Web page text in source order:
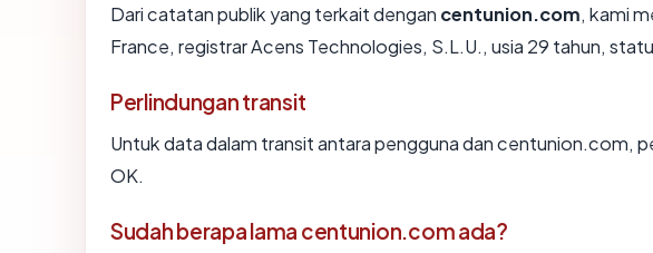
Dari catatan publik yang terkait dengan centunion.com, kami
France, registrar Acens Technologies, S.L.U., usia 29 tahun,
Perlindungan transit
Untuk data dalam transit antara pengguna dan centunion.com,
OK.
Sudah berapa lama centunion.com ada?